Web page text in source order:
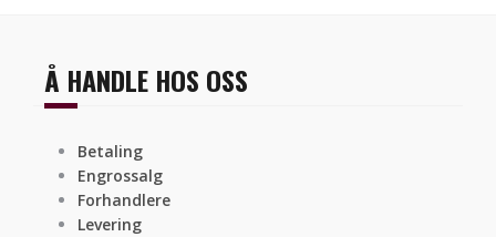
Å HANDLE HOS OSS
Betaling
Engrossalg
Forhandlere
Levering